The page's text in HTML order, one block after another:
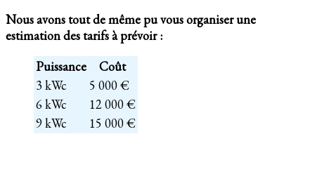
Nous avons tout de même pu vous organiser une
estimation des tarifs à prévoir :
Puissance
Coût
3 kWc
5 000 €
6 kWc
12 000 €
9 kWc
15 000 €